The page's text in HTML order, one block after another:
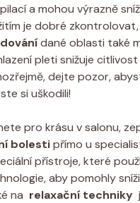
a ​mohou výrazně
je dobré
dané oblasti ‌také⁤
pleti snižuje
dejte pozor,
si uškodili!
pro krásu v salonu,
bolestipřímo u
přístroje, které⁤
aby pomohly
na
relaxační techniky